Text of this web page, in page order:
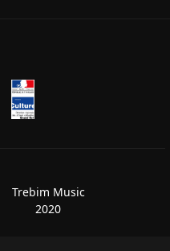
Trebim Music
2020